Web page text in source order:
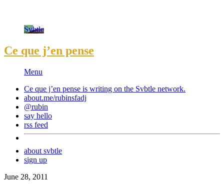
Svbtle
Ce que j’en pense
Menu
Ce que j’en pense is writing on the Svbtle network.
about.me/rubinsfadj
@rubin
say hello
rss feed
about svbtle
sign up
June 28, 2011